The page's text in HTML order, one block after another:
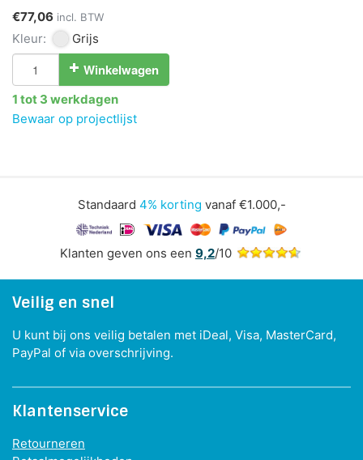
€77,06 incl. BTW
Kleur: Grijs
Winkelwagen
1 tot 3 werkdagen
Bewaar op projectlijst
Standaard 4% korting vanaf €1.000,-
Klanten geven ons een 9,2/10
Veilig en snel
U kunt bij ons veilig betalen met iDeal, Visa, MasterCard,
PayPal of via overschrijving.
Klantenservice
Retourneren